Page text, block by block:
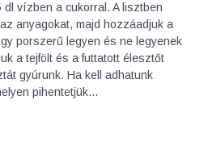
vízben a cukorral. A lisztben
anyagokat, majd hozzáadjuk a
porszerű legyen és ne legyenek
a tejfölt és a futtatott élesztőt
gyúrunk. Ha kell adhatunk
pihentetjük…